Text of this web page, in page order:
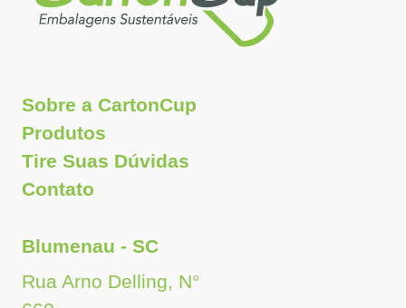
Sobre a CartonCup
Produtos
Tire Suas Dúvidas
Contato
Blumenau - SC
Rua Arno Delling, N°